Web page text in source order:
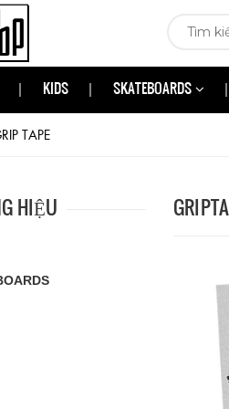
KIDS SKATEBOARDS
TAPE
HIỆU